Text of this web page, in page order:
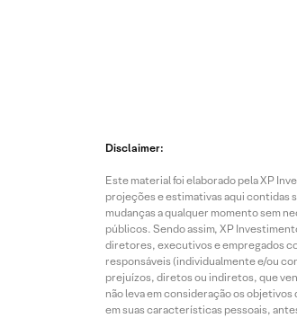
Disclaimer:
Este material foi elaborado pela XP
projeções e estimativas aqui contidas
mudanças a qualquer momento sem
públicos. Sendo assim, XP
diretores, executivos e empregados
responsáveis (individualmente e/ou
prejuízos, diretos ou indiretos, que
não leva em consideração os
em suas características pessoais,